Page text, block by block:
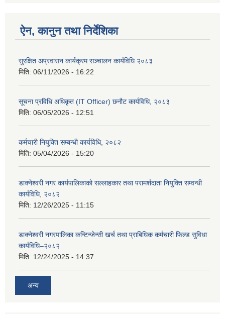
ऐन, कानुन तथा निर्देशिका
सुरक्षित अप्रवासन कार्यक्रम सञ्चालन कार्यविधि २०८३
मिति: 06/11/2026 - 16:22
सूचना प्रविधि अधिकृत (IT Officer) छनौट कार्यविधि, २०८३
मिति: 06/05/2026 - 12:51
कर्मचारी नियुक्ति सम्बन्धी कार्यविधि, २०८२
मिति: 05/04/2026 - 15:20
डाक्नेश्वरी नगर कार्यपालिकाको सल्लाहकार तथा परामर्शदाता नियुक्ति सम्वन्धी
कार्यविधि, २०८२
मिति: 12/26/2025 - 11:15
डाक्नेश्वरी नगरपालिका कन्टिन्जेन्सी खर्च तथा प्राबिधिक कर्मचारी फिल्ड सुविधा
कार्यविधि–२०८२
मिति: 12/24/2025 - 14:37
अन्य